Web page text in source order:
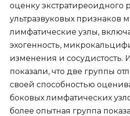
оценку экстратиреоидного
ультразвуковых признаков
лимфатические узлы,
эхогенность,
изменения и сосудистость.
показали, что две группы
своей способностью
боковых лимфатических
более опытная группа